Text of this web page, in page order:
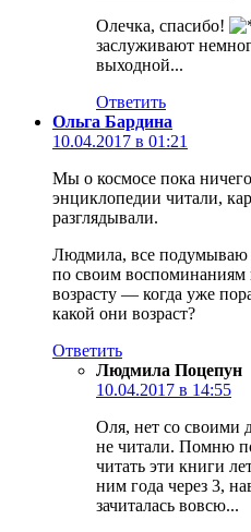
Олечка, спасибо!
заслуживают
выходной...
Ответить
Ольга Бардина
10.04.2017 в 01:21
Мы о космосе пока
энциклопедии читали,
разглядывали.
Людмила, все подумываю
по своим воспоминаниям
возрасту — когда уже
какой они возраст?
Ответить
Людмила Поцепун
10.04.2017 в 14:55
Оля, нет со своими
не читали. Помню
читать эти книги
ним года через 3,
зачиталась вовсю...